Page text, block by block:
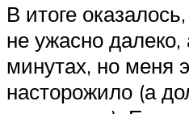
В итоге
не ужасно далеко,
минутах, но меня
насторожило (а